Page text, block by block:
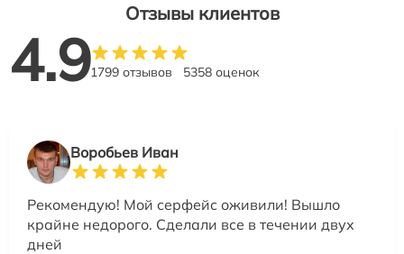
Отзывы клиентов
4.91799 отзывов 5358 оценок
Воробьев Иван
Рекомендую! Мой серфейс оживили! Вышло
крайне недорого. Сделали все в течении двух
дней